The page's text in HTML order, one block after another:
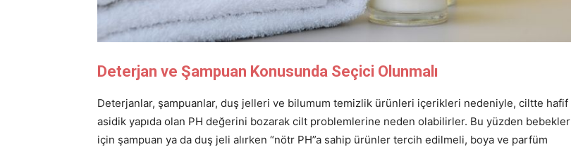
Deterjan ve Şampuan Konusunda Seçici Olunmalı
Deterjanlar, şampuanlar, duş jelleri ve bilumum temizlik ürünleri içerikleri nedeniyle, ciltte hafif
asidik yapıda olan PH değerini bozarak cilt problemlerine neden olabilirler. Bu yüzden bebekler
için şampuan ya da duş jeli alırken “nötr PH”a sahip ürünler tercih edilmeli, boya ve parfüm